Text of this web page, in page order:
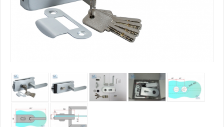
Двери межкомнатные цельностеклянные